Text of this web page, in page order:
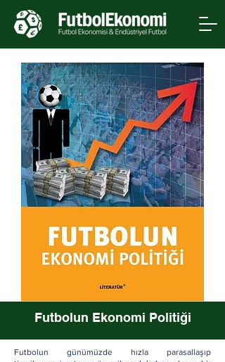
Futbolun Ekonomi Politiği
Futbolun günümüzde hızla parasallaşıp